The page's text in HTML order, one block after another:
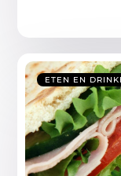
ETEN EN